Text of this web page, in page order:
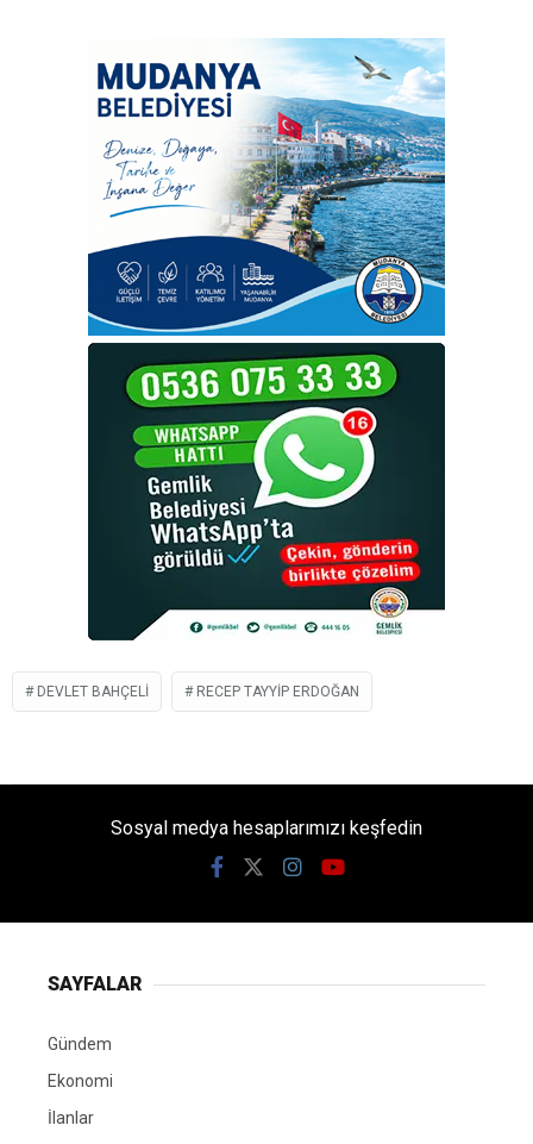
DEVLET BAHÇELI RECEP TAYYIP ERDOĞAN
Sosyal medya hesaplarımızı keşfedin
SAYFALAR
Gündem
Ekonomi
İlanlar